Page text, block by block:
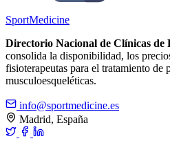
SportMedicine
Directorio Nacional de Clínicas de
consolida la disponibilidad, los
fisioterapeutas para el tratamiento de
musculoesqueléticas.
info@sportmedicine.es
Madrid, España